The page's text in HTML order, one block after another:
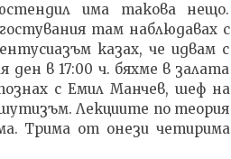
има такова нещо.
там наблюдавах с
казах, че идвам с
в 17:00 ч. бяхме в залата
с Емил Манчев, шеф на
Лекциите по теория
Трима от онези четирима